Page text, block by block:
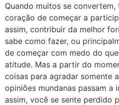
Quando muitos se convertem,
coração de começar a
assim, contribuir da melhor
sabe como fazer, ou
de começar com medo do
atitude. Mas a partir do
coisas para agradar somente
opiniões mundanas passam a
assim, você se sente perdido